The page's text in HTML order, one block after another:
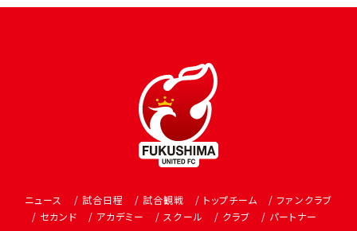
ニュース 試合日程 試合観戦 トップチーム
ファンクラブ
セカンド
アカデミー スクール クラブ パートナー